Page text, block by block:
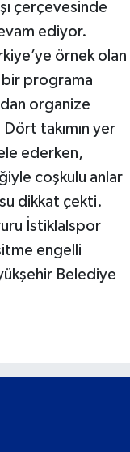
çerçevesinde
ediyor.
örnek olan
bir programa
organize
takımın yer
ederken,
coşkulu anlar
dikkat çekti.
İstiklalspor
engelli
Belediye